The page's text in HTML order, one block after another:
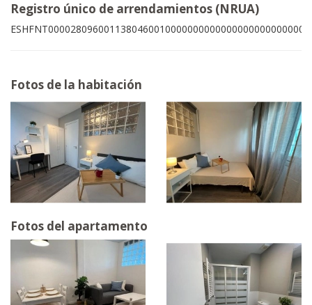
Registro único de arrendamientos (NRUA)
ESHFNT00002809600113804600100000000000000000000000005
Fotos de la habitación
Fotos del apartamento